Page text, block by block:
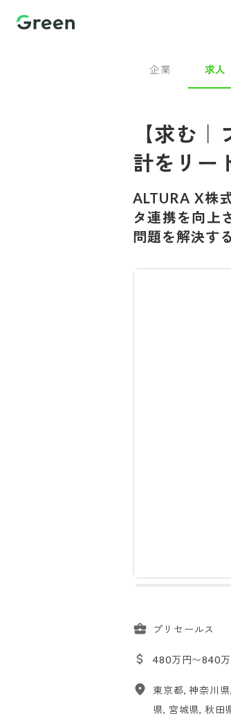
企業 求人
【求む
計をリー
ALTURA X株
タ連携を向上
問題を解決す
プリセールス
480万円〜840万
東京都, 神奈川
県, 宮城県, 秋田